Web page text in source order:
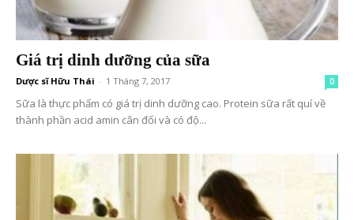
Giá trị dinh dưỡng của sữa
Dược sĩ Hữu Thái - 1 Tháng 7, 2017 0
Sữa là thực phẩm có giá trị dinh dưỡng cao. Protein sữa rất quí về
thành phần acid amin cân đối và có độ...